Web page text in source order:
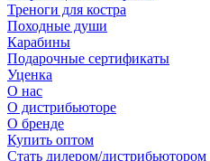
Треноги для костра
Походные души
Карабины
Подарочные сертификаты
Уценка
О нас
О дистрибьюторе
О бренде
Купить оптом
Стать дилером/дистрибьютором